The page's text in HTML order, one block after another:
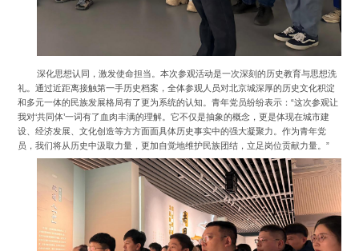
深化思想认同，激发使命担当。本次参观活动是一次深刻的历史教育与思想洗
礼。通过近距离接触第一手历史档案，全体参观人员对北京城深厚的历史文化积淀
和多元一体的民族发展格局有了更为系统的认知。青年党员纷纷表示：“这次参观让
我对‘共同体’一词有了血肉丰满的理解。它不仅是抽象的概念，更是体现在城市建
设、经济发展、文化创造等方方面面具体历史事实中的强大凝聚力。作为青年党
员，我们将从历史中汲取力量，更加自觉地维护民族团结，立足岗位贡献力量。”